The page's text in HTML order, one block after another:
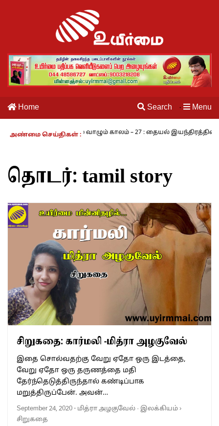
Home Search · Menu
அண்மை செய்திகள் :நாம் வாழும் காலம் – 27 : தையல் இயந்திரத்தின்
தொடர்:tamil story
சிறுகதை: கார்மலி -மித்ரா அழகுவேல்
இதை சொல்வதற்கு வேறு ஏதோ ஒரு இடத்தை,
வேறு ஏதோ ஒரு தருணத்தை மதி
தேர்ந்தெடுத்திருந்தால் கண்டிப்பாக
மறுத்திருப்பேன். அவன்…
September 24, 2020- மித்ரா அழகுவேல் · இலக்கியம்›
சிறுகதை